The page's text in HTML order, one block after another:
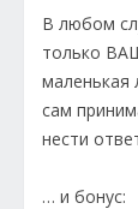
В любом
только
маленькая
сам
нести
… и бонус: